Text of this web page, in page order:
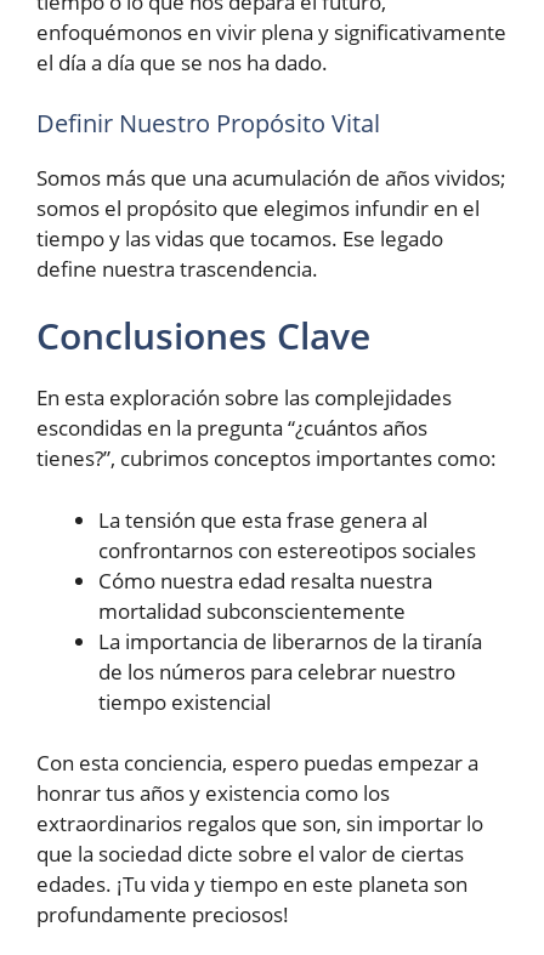
enfoquémonos en vivir plena y significativamente
el día a día que se nos ha dado.
Definir Nuestro Propósito Vital
Somos más que una acumulación de años vividos;
somos el propósito que elegimos infundir en el
tiempo y las vidas que tocamos. Ese legado
define nuestra trascendencia.
Conclusiones Clave
En esta exploración sobre las complejidades
escondidas en la pregunta “¿cuántos años
tienes?”, cubrimos conceptos importantes como:
La tensión que esta frase genera al
confrontarnos con estereotipos sociales
Cómo nuestra edad resalta nuestra
mortalidad subconscientemente
La importancia de liberarnos de la tiranía
de los números para celebrar nuestro
tiempo existencial
Con esta conciencia, espero puedas empezar a
honrar tus años y existencia como los
extraordinarios regalos que son, sin importar lo
que la sociedad dicte sobre el valor de ciertas
edades. ¡Tu vida y tiempo en este planeta son
profundamente preciosos!